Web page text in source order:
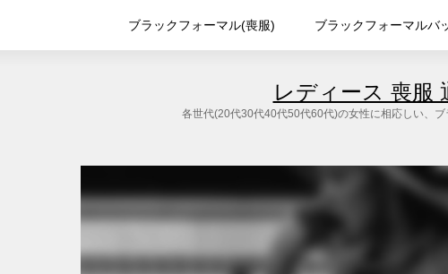
レディース 喪服
各世代(20代30代40代50代60代)の女性に相応しい、
ブラックフォーマル(喪服) ブラックフォーマルバ